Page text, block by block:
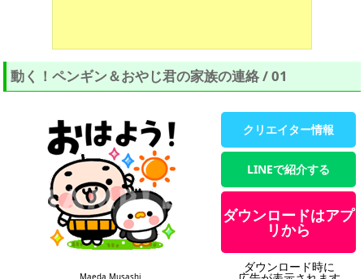
動く！ペンギン＆おやじ君の家族の連絡 / 01
クリエイター情報
LINEで紹介する
ダウンロードはアプ
リから
ダウンロード時に